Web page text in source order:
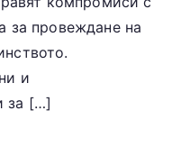
за провеждане на
и
за […]